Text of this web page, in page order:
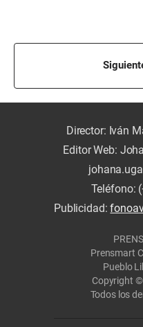
Director: Iván
Editor Web:
Teléfono:
Publicidad:
Prensmart
Pueblo
Copyright ©
Todos los